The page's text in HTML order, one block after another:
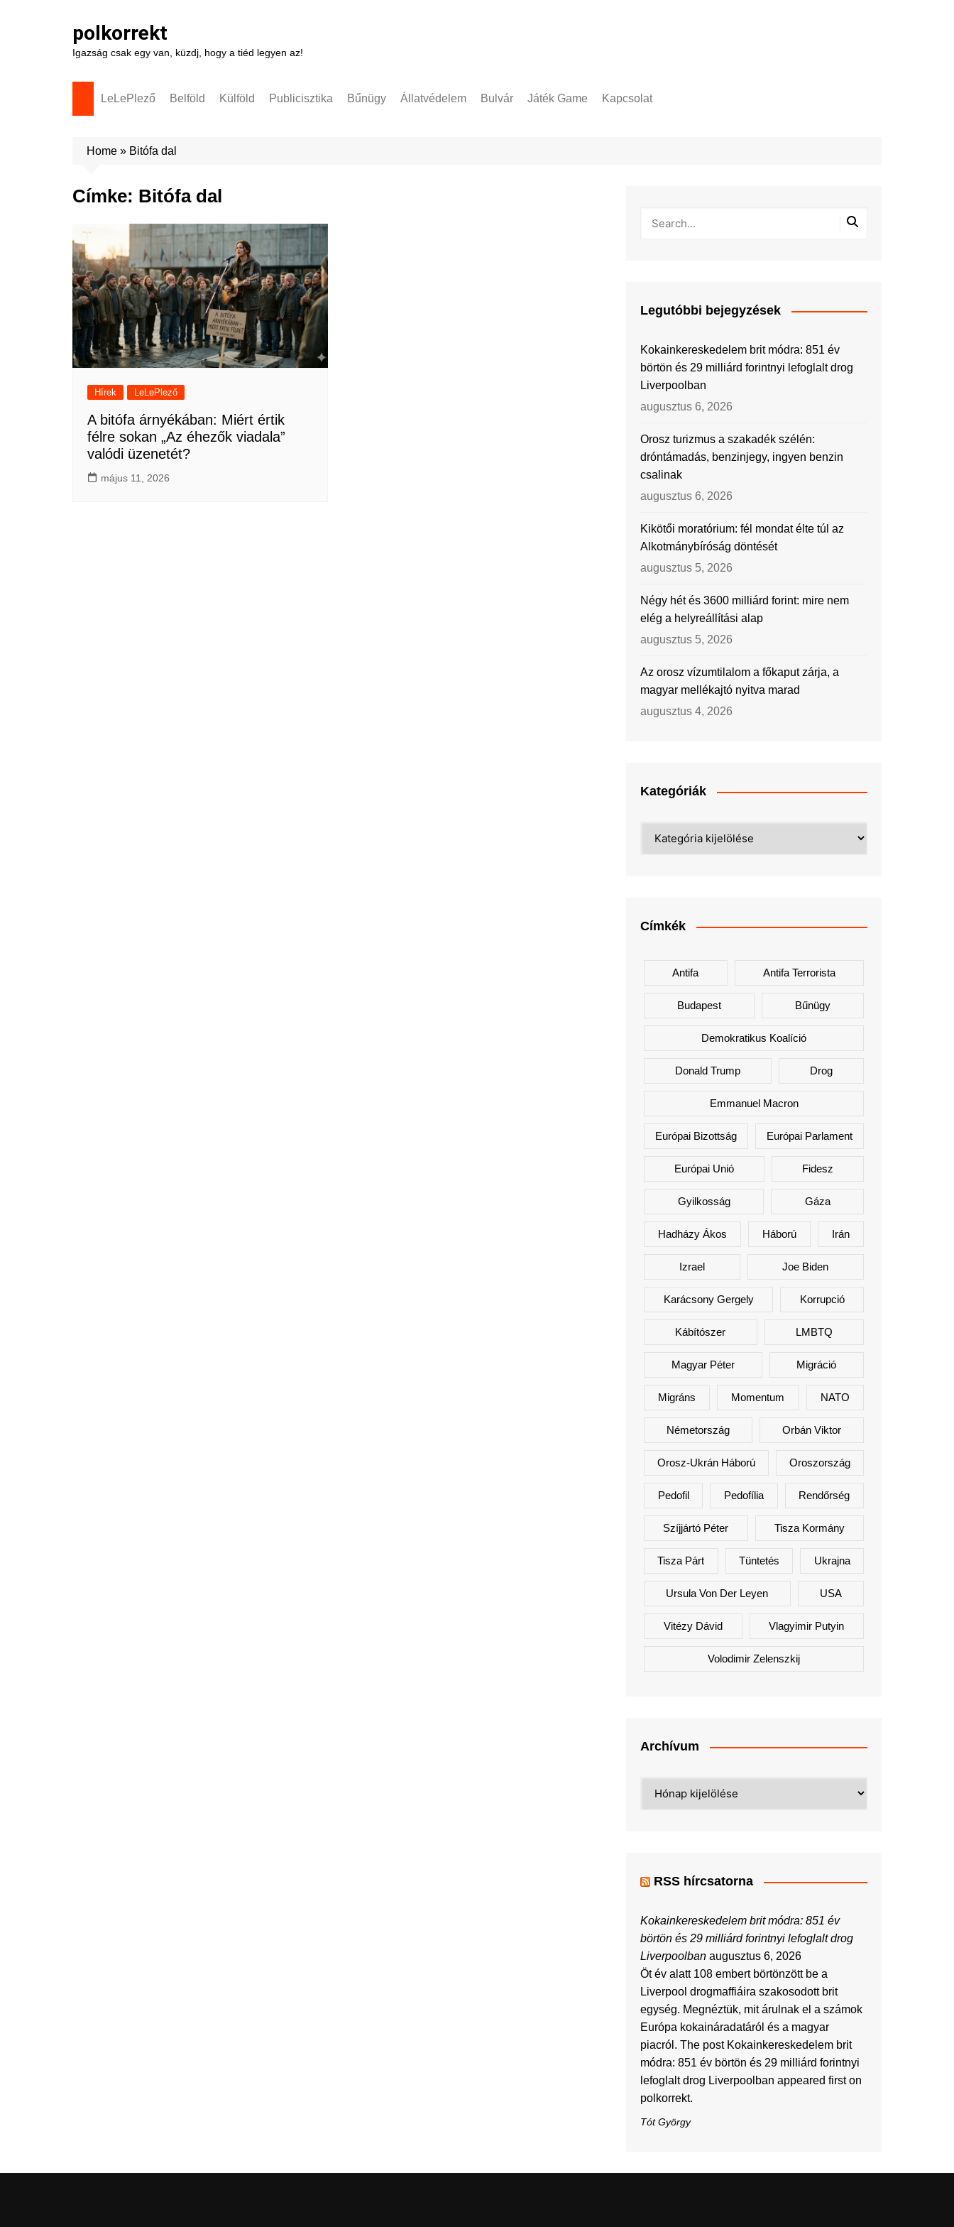
polkorrekt
Igazság csak egy van, küzdj, hogy a tiéd legyen az!
LeLePlező Belföld Külföld Publicisztika Bűnügy Állatvédelem Bulvár Játék Game Kapcsolat
Home » Bitófa dal
Címke: Bitófa dal
Hírek LeLePlező
A bitófa árnyékában: Miért értik
félre sokan „Az éhezők viadala”
valódi üzenetét?
május 11, 2026
Legutóbbi bejegyzések
Kokainkereskedelem brit módra: 851 év
börtön és 29 milliárd forintnyi lefoglalt drog
Liverpoolban
augusztus 6, 2026
Orosz turizmus a szakadék szélén:
dróntámadás, benzinjegy, ingyen benzin
csalinak
augusztus 6, 2026
Kikötői moratórium: fél mondat élte túl az
Alkotmánybíróság döntését
augusztus 5, 2026
Négy hét és 3600 milliárd forint: mire nem
elég a helyreállítási alap
augusztus 5, 2026
Az orosz vízumtilalom a főkaput zárja, a
magyar mellékajtó nyitva marad
augusztus 4, 2026
Kategóriák
Címkék
Antifa Antifa Terrorista
Budapest Bűnügy
Demokratikus Koalíció
Donald Trump Drog
Emmanuel Macron
Európai Bizottság Európai Parlament
Európai Unió Fidesz
Gyilkosság Gáza
Hadházy Ákos Háború Irán
Izrael Joe Biden
Karácsony Gergely Korrupció
Kábítószer LMBTQ
Magyar Péter Migráció
Migráns Momentum NATO
Németország Orbán Viktor
Orosz-Ukrán Háború Oroszország
Pedofil Pedofília Rendőrség
Szíjjártó Péter Tisza Kormány
Tisza Párt Tüntetés Ukrajna
Ursula Von Der Leyen USA
Vitézy Dávid Vlagyimir Putyin
Volodimir Zelenszkij
Archívum
RSS hírcsatorna
Kokainkereskedelem brit módra: 851 év
börtön és 29 milliárd forintnyi lefoglalt drog
Liverpoolban augusztus 6, 2026
Öt év alatt 108 embert börtönzött be a
Liverpool drogmaffiáira szakosodott brit
egység. Megnéztük, mit árulnak el a számok
Európa kokaináradatáról és a magyar
piacról. The post Kokainkereskedelem brit
módra: 851 év börtön és 29 milliárd forintnyi
lefoglalt drog Liverpoolban appeared first on
polkorrekt.
Tót György